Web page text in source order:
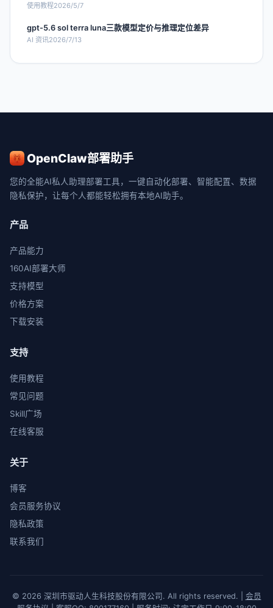
使用教程2026/5/7
gpt-5.6 sol terra luna三款模型定价与推理定位差异
AI 资讯2026/7/13
OpenClaw部署助手
您的全能AI私人助理部署工具，一键自动化部署、智能配置、数据
隐私保护，让每个人都能轻松拥有本地AI助手。
产品
产品能力
160AI部署大师
支持模型
价格方案
下载安装
支持
使用教程
常见问题
Skill广场
在线客服
关于
博客
会员服务协议
隐私政策
联系我们
© 2026 深圳市驱动人生科技股份有限公司. All rights reserved. | 会员